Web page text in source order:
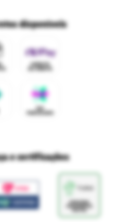
Mapa do site
na Rihappy
parceiras
um franqueado
com a gente
seus dados
e Devoluções Ri Happy
de uso e navegação
- Termos e condições
segura
sobre cookies
disponíveis
e certificações